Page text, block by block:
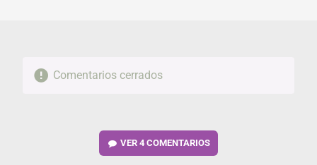
Comentarios cerrados
VER4 COMENTARIOS